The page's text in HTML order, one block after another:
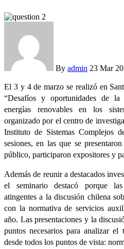
By admin 23 Mar 20
El 3 y 4 de marzo se realizó en
“Desafíos y oportunidades de
energías renovables en los
organizado por el centro de
Instituto de Sistemas Complejos
sesiones, en las que se
público, participaron expositores y
Además de reunir a destacados
el seminario destacó porque
atingentes a la discusión chilena
con la normativa de servicios
año. Las presentaciones y la
puntos necesarios para analizar el
desde todos los puntos de vista: